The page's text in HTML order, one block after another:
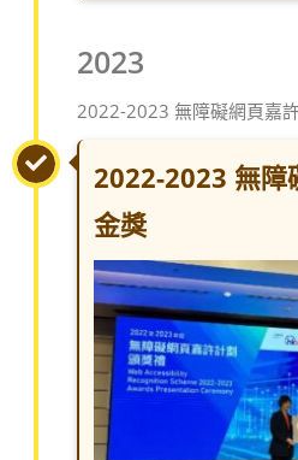
2023
2022-2023 無障礙網頁嘉
2022-2023 無障
金獎